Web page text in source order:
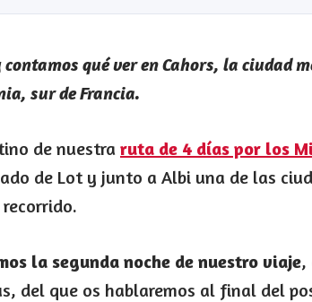
contamos qué ver en Cahors, la ciudad
sur de Francia.
de nuestra ruta de 4 días por los
de Lot y junto a Albi una de las
la segunda noche de nuestro viaje,
del que os hablaremos al final del